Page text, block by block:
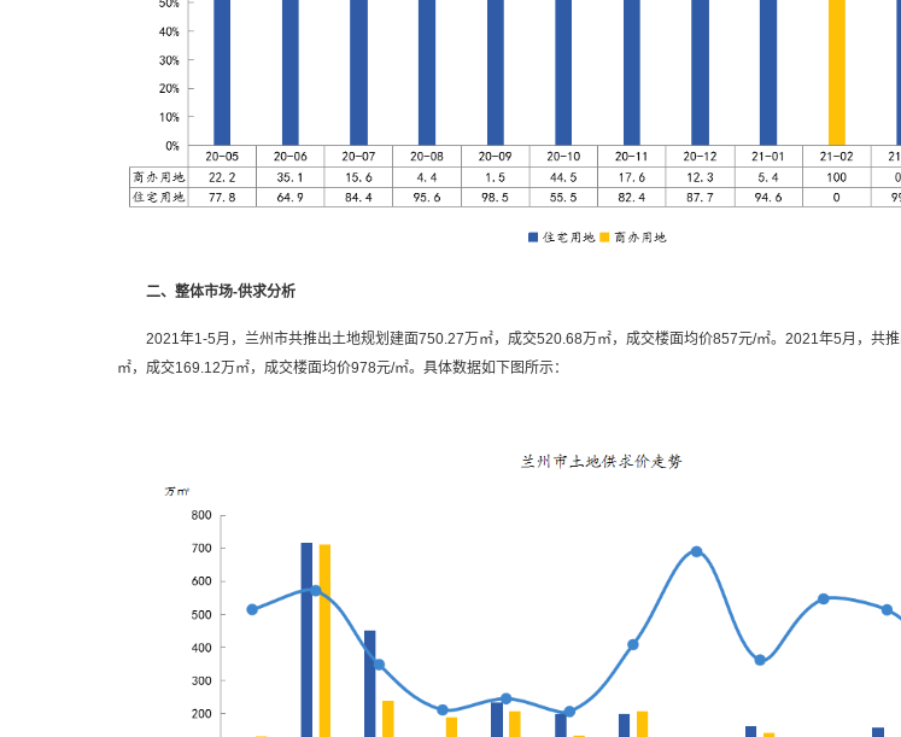
二、整体市场-供求分析
2021年1-5月，兰州市共推出土地规划建面750.27万㎡，成交520.68万㎡，成交楼面均价857元/㎡。2021年5月，共
㎡，成交169.12万㎡，成交楼面均价978元/㎡。具体数据如下图所示：